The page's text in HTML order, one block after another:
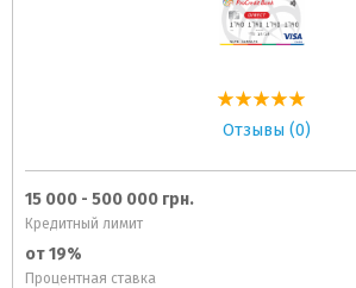
Отзывы (0)
15 000 - 500 000 грн.
Кредитный лимит
от 19%
Процентная ставка